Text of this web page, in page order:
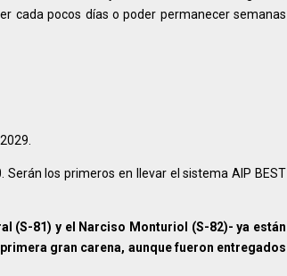
cada pocos días o poder permanecer semanas
Serán los primeros en llevar el sistema AIP BEST
(S-81) y el Narciso Monturiol (S-82)- ya están
gran carena, aunque fueron entregados